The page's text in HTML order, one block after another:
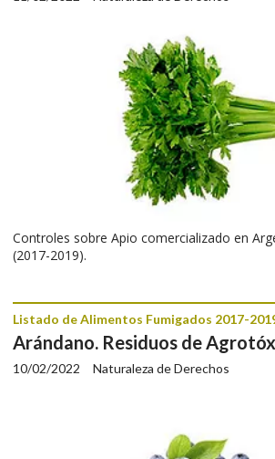
Controles sobre Apio comercializado en
(2017-2019).
Arándano. Residuos de
Naturaleza de Derechos
Listado de Alimentos Fumigados 2017-
10/02/2022